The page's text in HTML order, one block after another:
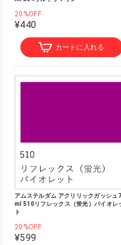
20%OFF
¥440
カートに入れる
アムステルダム アクリリックガッシュ
ml 510リフレックス（蛍光）バイオレ
ト
20%OFF
¥599